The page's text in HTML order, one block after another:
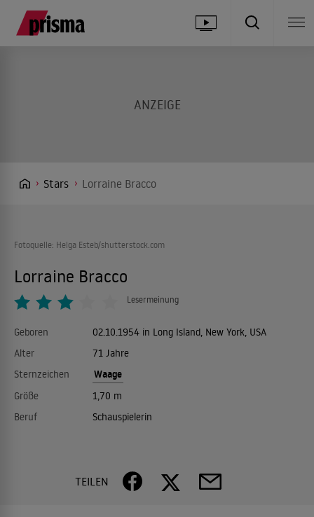
Stars Lorraine Bracco
Fotoquelle: Helga Esteb/shutterstock.com
Lorraine Bracco
Lesermeinung
Geboren
02.10.1954 in Long Island, New York, USA
Alter
71 Jahre
Sternzeichen
Waage
Größe
1,70 m
Beruf
Schauspielerin
TEILEN